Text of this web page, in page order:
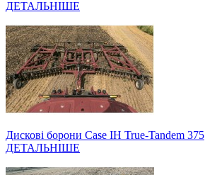
ДЕТАЛЬНІШЕ
Дискові борони Case IH True-Tandem 375
ДЕТАЛЬНІШЕ